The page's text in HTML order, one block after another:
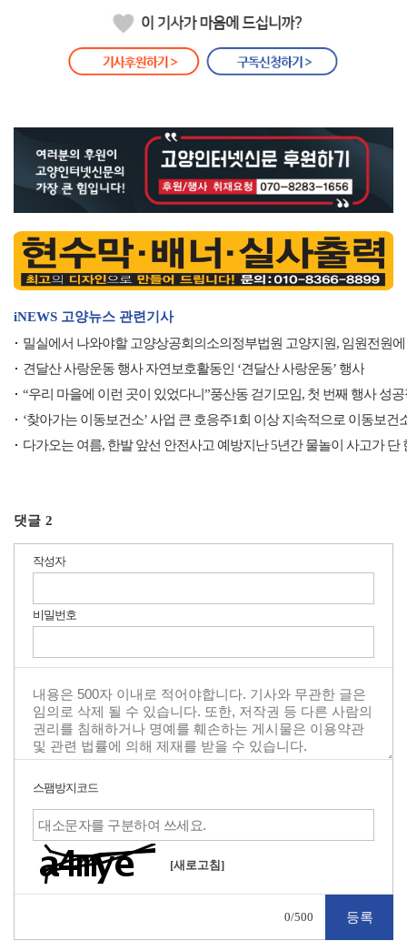
iNEWS 고양뉴스 관련기사
밀실에서 나와야할 고양상공회의소의정부법원 고양지원, 임원전원
견달산 사랑운동 행사 자연보호활동인 ‘견달산 사랑운동’ 행사
“우리 마을에 이런 곳이 있었다니”풍산동 걷기모임, 첫 번째 행사 성
‘찾아가는 이동보건소’ 사업 큰 호응주1회 이상 지속적으로 이동보건
다가오는 여름, 한발 앞선 안전사고 예방지난 5년간 물놀이 사고가 단
댓글 2
작성자
비밀번호
스팸방지코드
[새로고침]
0/500